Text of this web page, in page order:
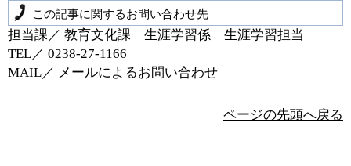
この記事に関するお問い合わせ先
担当課／ 教育文化課 生涯学習係 生涯学習担当
TEL／ 0238‐27‐1166
MAIL／ メールによるお問い合わせ
ページの先頭へ戻る